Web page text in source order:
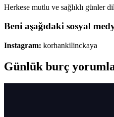
Herkese mutlu ve sağlıklı günler
Beni aşağıdaki sosyal
Instagram: korhankilinckaya
Günlük burç